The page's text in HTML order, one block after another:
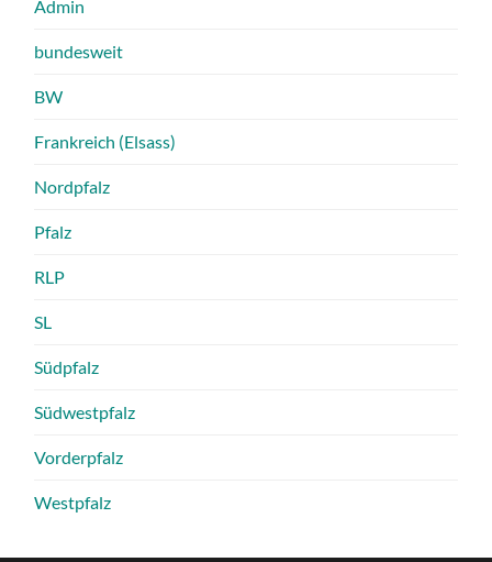
Admin
bundesweit
BW
Frankreich (Elsass)
Nordpfalz
Pfalz
RLP
SL
Südpfalz
Südwestpfalz
Vorderpfalz
Westpfalz